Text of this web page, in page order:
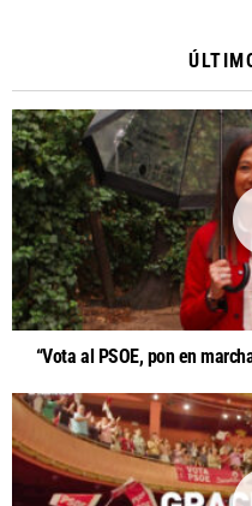
“Vota al PSOE, pon en